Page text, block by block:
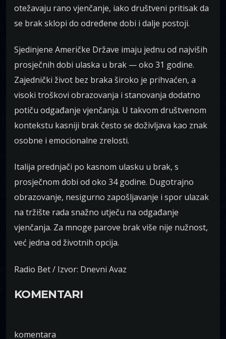
otežavaju rano vjenčanje, iako društveni pritisak da
se brak sklopi do određene dobi i dalje postoji.
Sjedinjene Američke Države imaju jednu od najviših
prosječnih dobi ulaska u brak — oko 31 godine.
Zajednički život bez braka široko je prihvaćen, a
visoki troškovi obrazovanja i stanovanja dodatno
potiču odgađanje vjenčanja. U takvom društvenom
kontekstu kasniji brak često se doživljava kao znak
osobne i emocionalne zrelosti.
Italija prednjači po kasnom ulasku u brak, s
prosječnom dobi od oko 34 godine. Dugotrajno
obrazovanje, nesigurno zapošljavanje i spor ulazak
na tržište rada snažno utječu na odgađanje
vjenčanja. Za mnoge parove brak više nije nužnost,
već jedna od životnih opcija.
Radio Bet / Izvor: Dnevni Avaz
KOMENTARI
komentara